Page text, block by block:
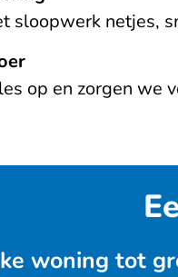
sloopwerk netjes,
op en zorgen we
woning tot